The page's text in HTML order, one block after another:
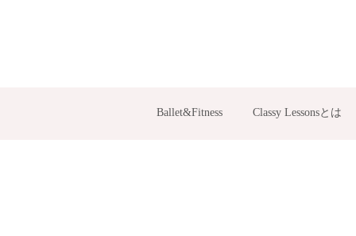
Ballet&Fitness Classy Lessonsとは